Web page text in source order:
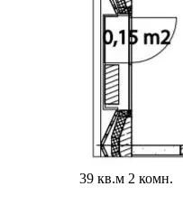
39 кв.м 2 комн.